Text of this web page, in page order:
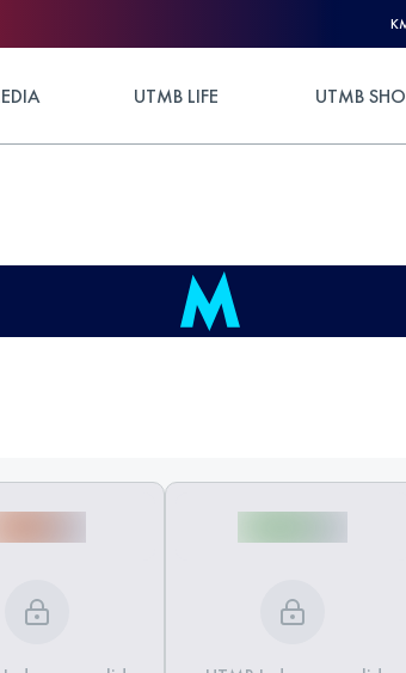
UTMB LIFE UTMB